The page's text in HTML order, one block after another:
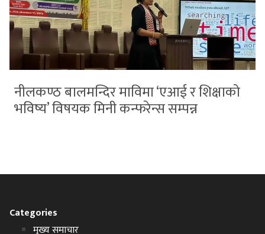
नीलकण्ठ बालमन्दिर माविमा ‘एआई र शिक्षाको
भविष्य’ विषयक मिनी कन्फरेन्स सम्पन्न
Categories
मुख्य समाचार